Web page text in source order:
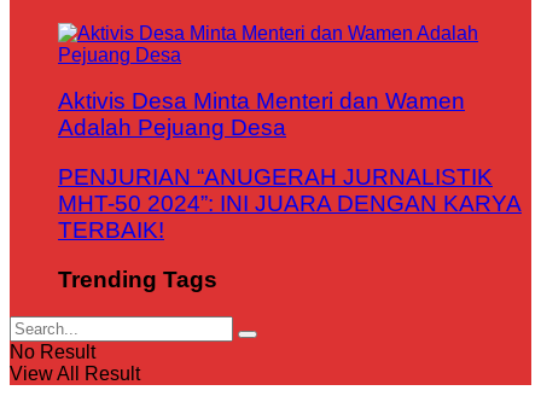
Aktivis Desa Minta Menteri dan Wamen
Adalah Pejuang Desa
PENJURIAN “ANUGERAH JURNALISTIK
MHT-50 2024”: INI JUARA DENGAN KARYA
TERBAIK!
Trending Tags
No Result
View All Result